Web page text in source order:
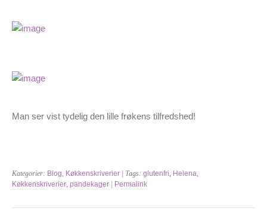
Man ser vist tydelig den lille frøkens tilfredshed!
Kategorier: Blog, Køkkenskriverier | Tags: glutenfri, Helena,
Køkkenskriverier, pandekager Permalink